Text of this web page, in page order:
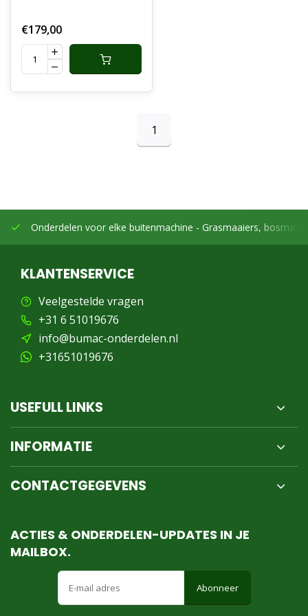
staalkabelschijf is
toepasbaar in iedere
situatie
€179,00
1
Onderdelen voor elke buitenmachine - Grasmaaiers,
KLANTENSERVICE
Veelgestelde vragen
+31 6 51019676
info@bumac-onderdelen.nl
+31651019676
USEFULL LINKS
INFORMATIE
CONTACTGEGEVENS
ACTIES & ONDERDELEN-UPDATES IN JE
MAILBOX.
Abonneer